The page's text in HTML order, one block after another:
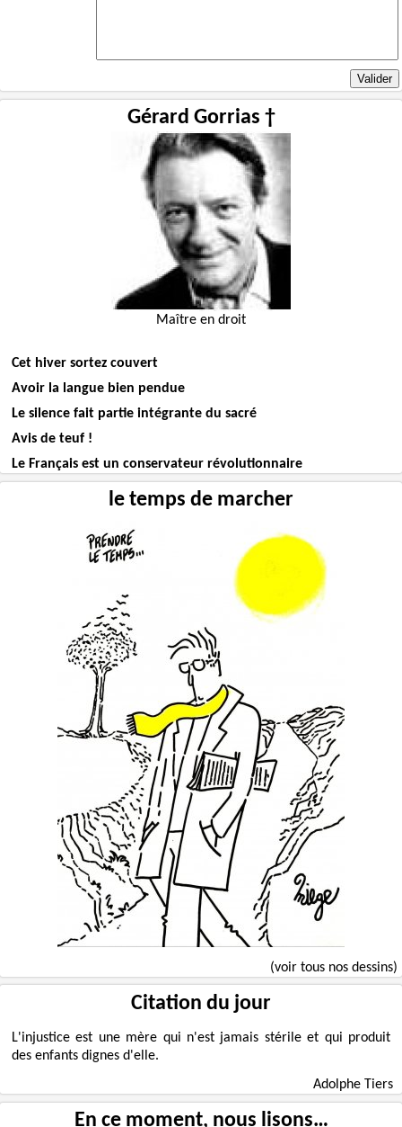
Gérard Gorrias †
Maître en droit
Cet hiver sortez couvert
Avoir la langue bien pendue
Le silence fait partie intégrante du sacré
Avis de teuf !
Le Français est un conservateur révolutionnaire
le temps de marcher
(voir tous nos dessins)
Citation du jour
L'injustice est une mère qui n'est jamais stérile et qui produit
des enfants dignes d'elle.
Adolphe Tiers
En ce moment, nous lisons…